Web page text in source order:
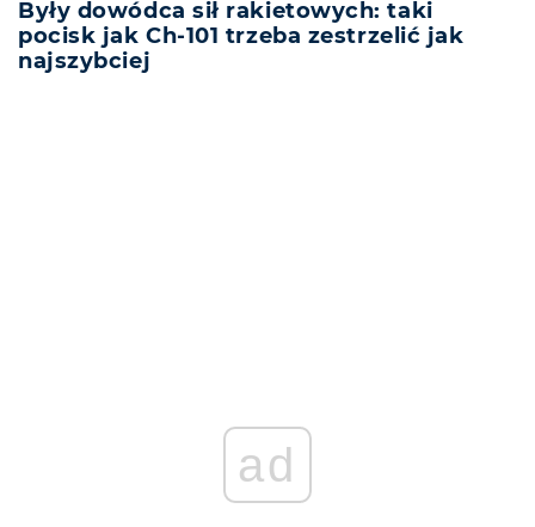
Były dowódca sił rakietowych: taki
pocisk jak Ch-101 trzeba zestrzelić jak
najszybciej